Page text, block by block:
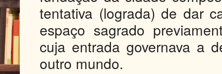
tentativa (lograda) de dar
espaço sagrado
cuja entrada governava a
outro mundo.